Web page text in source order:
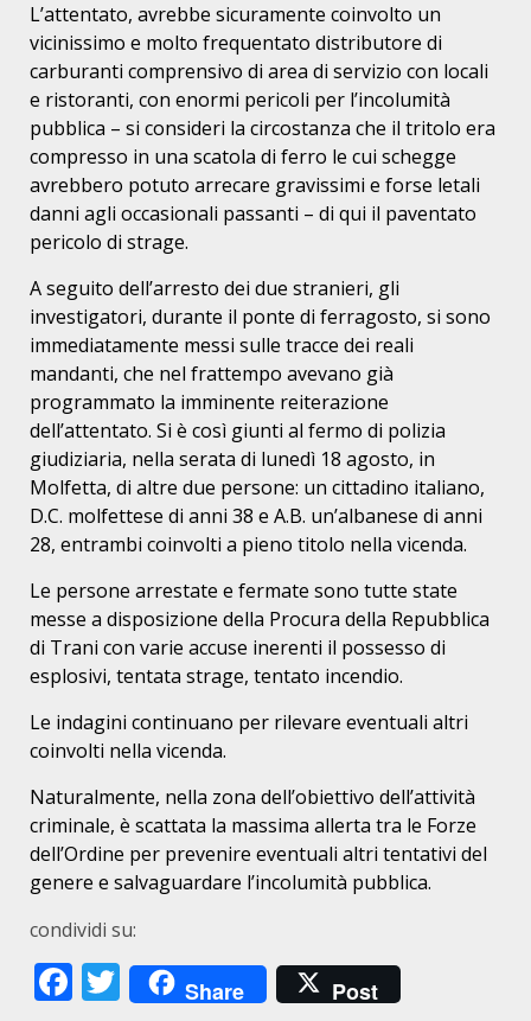
L’attentato, avrebbe sicuramente coinvolto un
vicinissimo e molto frequentato distributore di
carburanti comprensivo di area di servizio con locali
e ristoranti, con enormi pericoli per l’incolumità
pubblica – si consideri la circostanza che il tritolo era
compresso in una scatola di ferro le cui schegge
avrebbero potuto arrecare gravissimi e forse letali
danni agli occasionali passanti – di qui il paventato
pericolo di strage.
A seguito dell’arresto dei due stranieri, gli
investigatori, durante il ponte di ferragosto, si sono
immediatamente messi sulle tracce dei reali
mandanti, che nel frattempo avevano già
programmato la imminente reiterazione
dell’attentato. Si è così giunti al fermo di polizia
giudiziaria, nella serata di lunedì 18 agosto, in
Molfetta, di altre due persone: un cittadino italiano,
D.C. molfettese di anni 38 e A.B. un’albanese di anni
28, entrambi coinvolti a pieno titolo nella vicenda.
Le persone arrestate e fermate sono tutte state
messe a disposizione della Procura della Repubblica
di Trani con varie accuse inerenti il possesso di
esplosivi, tentata strage, tentato incendio.
Le indagini continuano per rilevare eventuali altri
coinvolti nella vicenda.
Naturalmente, nella zona dell’obiettivo dell’attività
criminale, è scattata la massima allerta tra le Forze
dell’Ordine per prevenire eventuali altri tentativi del
genere e salvaguardare l’incolumità pubblica.
condividi su:
Facebook
Twitter
Share Post